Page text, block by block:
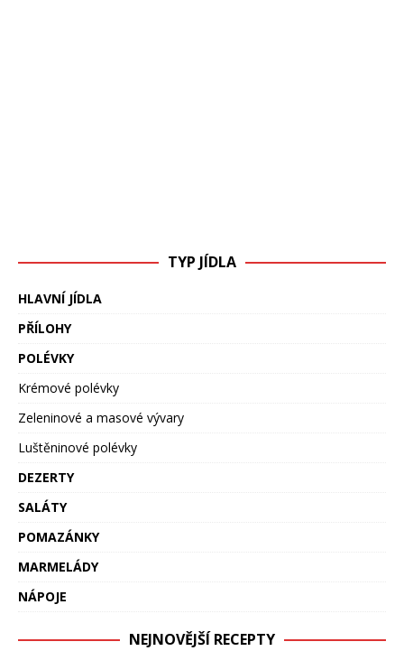
TYP JÍDLA
HLAVNÍ JÍDLA
PŘÍLOHY
POLÉVKY
Krémové polévky
Zeleninové a masové vývary
Luštěninové polévky
DEZERTY
SALÁTY
POMAZÁNKY
MARMELÁDY
NÁPOJE
NEJNOVĚJŠÍ RECEPTY